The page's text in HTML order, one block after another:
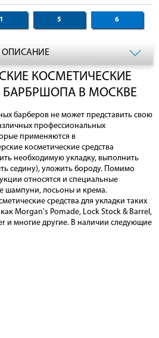
1 5 6
ОПИСАНИЕ
КОСМЕТИЧЕСКИЕ
БАРБРШОПА В МОСКВЕ
барберов не может представить свою
профессиональных
применяются в
косметические средства
необходимую укладку, выполнить
седину), уложить бороду. Помимо
относятся и специальные
шампуни, лосьоны и крема.
средства для укладки таких
Morgan's Pomade, Lock Stock & Barrel,
и многие другие. В наличии следующие